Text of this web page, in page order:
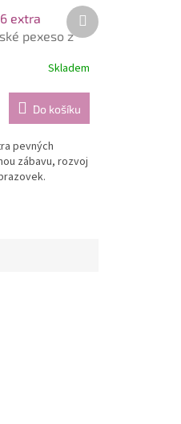
extra
pexeso z
Skladem
Do košíku
pevných
zábavu, rozvoj
Další
produkt